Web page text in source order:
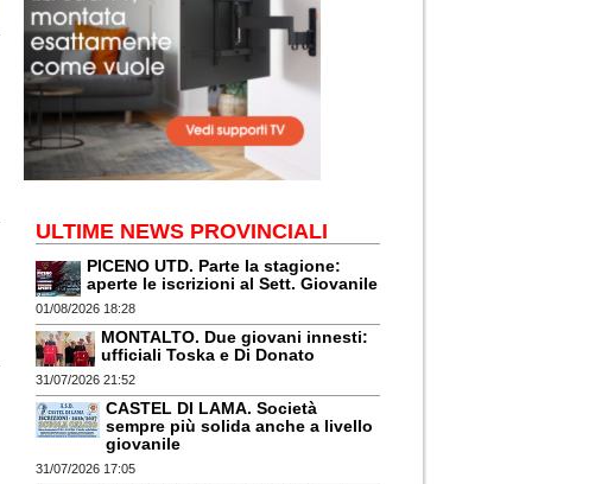
ULTIME NEWS PROVINCIALI
PICENO UTD. Parte la stagione:
aperte le iscrizioni al Sett. Giovanile
01/08/2026 18:28
MONTALTO. Due giovani innesti:
ufficiali Toska e Di Donato
31/07/2026 21:52
CASTEL DI LAMA. Società
sempre più solida anche a livello
giovanile
31/07/2026 17:05